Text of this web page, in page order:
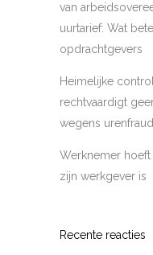
van
uurtarief: Wat
opdrachtgevers
Heimelijke
rechtvaardigt
wegens
Werknemer
zijn werkgever is
Recente reacties